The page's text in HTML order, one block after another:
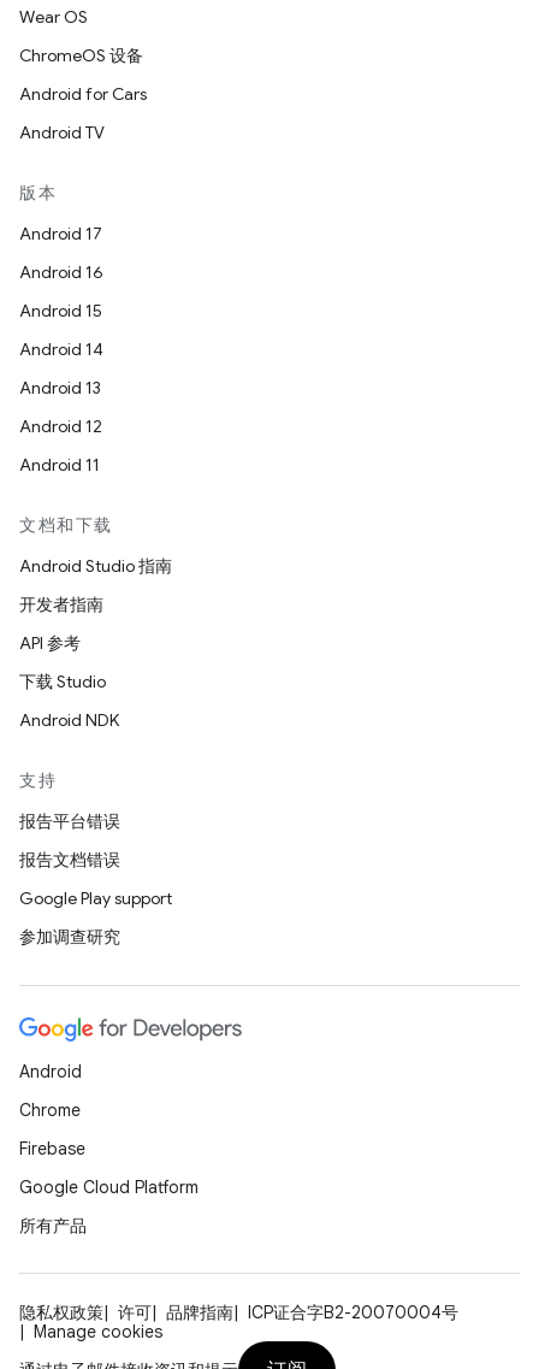
Wear OS
ChromeOS 设备
Android for Cars
Android TV
版本
Android 17
Android 16
Android 15
Android 14
Android 13
Android 12
Android 11
文档和下载
Android Studio 指南
开发者指南
API 参考
下载 Studio
Android NDK
支持
报告平台错误
报告文档错误
Google Play support
参加调查研究
Android
Chrome
Firebase
Google Cloud Platform
所有产品
隐私权政策 许可 品牌指南
ICP证合字B2-20070004号
Manage cookies